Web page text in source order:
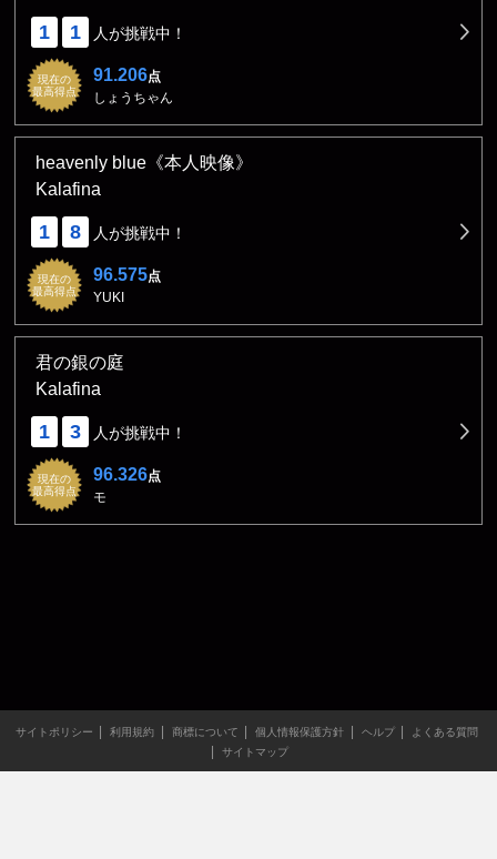
1 1 人が挑戦中！
現在の
最高得点
91.206点
しょうちゃん
heavenly blue《本人映像》
Kalafina
1 8 人が挑戦中！
現在の
最高得点
96.575点
YUKI
君の銀の庭
Kalafina
1 3 人が挑戦中！
現在の
最高得点
96.326点
モ
サイトポリシー 利用規約 商標について 個人情報保護方針 ヘルプ
よくある質問
サイトマップ